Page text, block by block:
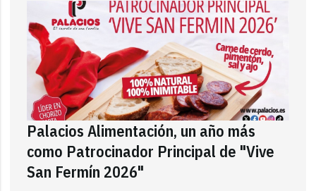
Palacios Alimentación, un año más
como Patrocinador Principal de "Vive
San Fermín 2026"